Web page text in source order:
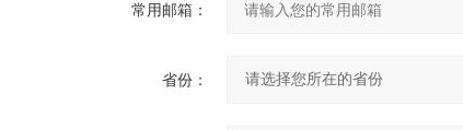
常用邮箱：
省份：